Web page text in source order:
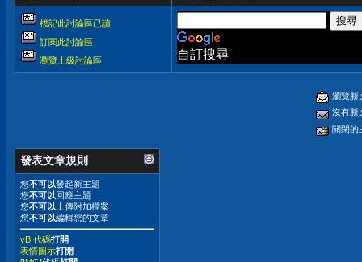
標記此討論區已讀
訂閱此討論區
瀏覽上級討論區
自訂搜尋
瀏覽新
沒有新
關閉的
發表文章規則
您不可以發起新主題
您不可以回應主題
您不可以 上傳附加檔案
您不可以編輯您的文章
vB 代碼打開
表情圖示打開